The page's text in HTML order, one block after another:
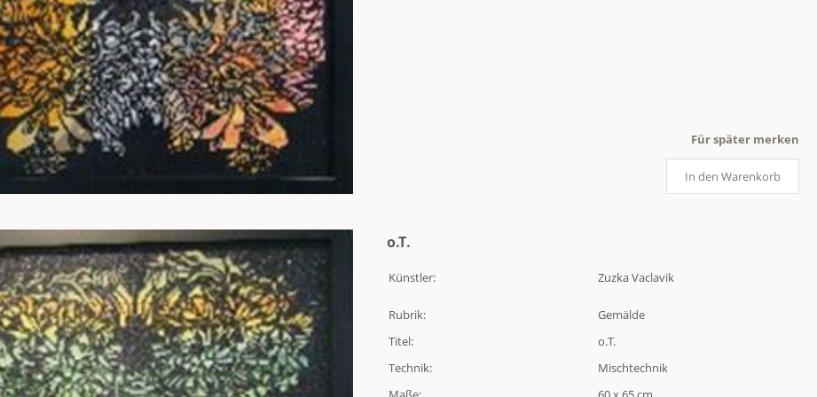
Für später merken
In den Warenkorb
o.T.
Künstler: Zuzka Vaclavik
Rubrik:
Gemälde
Titel:
o.T.
Technik:
Mischtechnik